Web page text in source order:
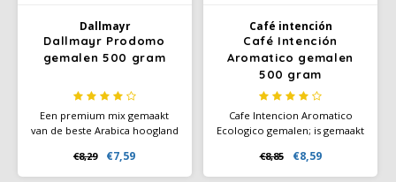
Dallmayr
Dallmayr Prodomo
gemalen 500 gram
Een premium mix gemaakt
van de beste Arabica hoogland
met volledig cafeïnegehalte -
maar bevrijd van vele
€8,29 €7,59
Café intención
Café Intención
Aromatico gemalen
500 gram
Cafe Intencion Aromatico
Ecologico gemalen; is gemaakt
gemaakt van pure, absoluut
biologische bonen (EC
€8,85 €8,59